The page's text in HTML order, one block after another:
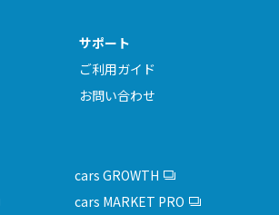
サポート
ご利用ガイド
お問い合わせ
cars GROWTH
cars MARKET PRO